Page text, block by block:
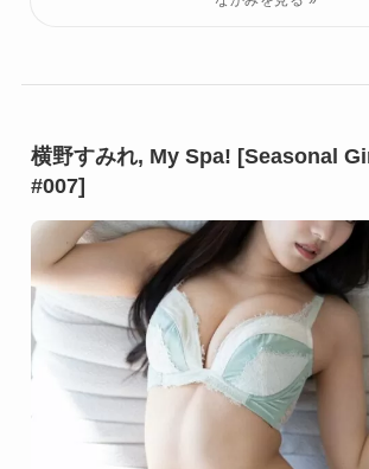
横野すみれ, My Spa! [Seasonal
#007]